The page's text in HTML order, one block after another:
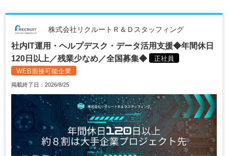
株式会社リクルートＲ＆Ｄスタッフィング
社内IT運用・ヘルプデスク・データ活用支援◆年間休日
120日以上／残業少なめ／全国募集◆
正社員
WEB面接可能企業
掲載終了日：2026/8/25